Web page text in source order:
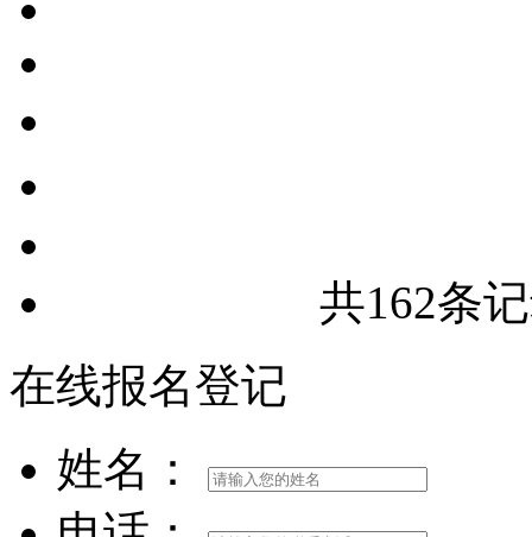
共162条
在线报名登记
姓名：